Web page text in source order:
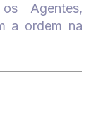
Agentes,
a ordem na